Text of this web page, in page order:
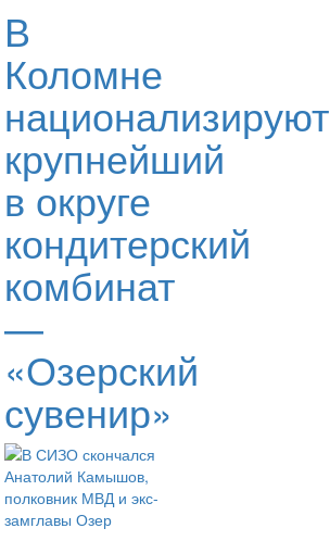
В
Коломне
национализируют
крупнейший
в округе
кондитерский
комбинат
—
«Озерский
сувенир»